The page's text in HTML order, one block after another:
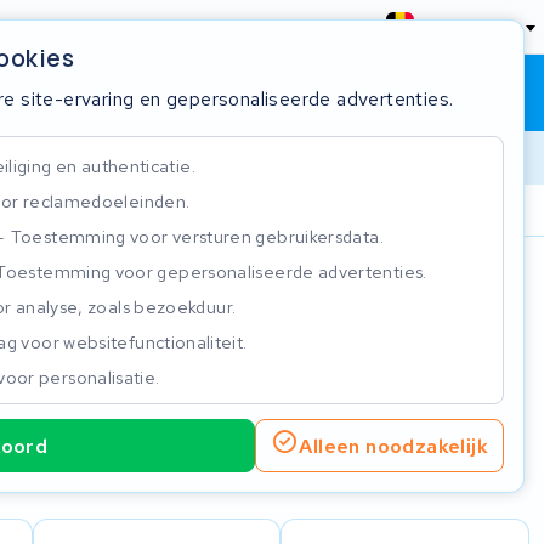
België
Winkelwagen Inloggen
site-ervaring en gepersonaliseerde advertenties.
en authenticatie.
reclamedoeleinden.
Toestemming voor versturen gebruikersdata.
voor gepersonaliseerde advertenties.
analyse, zoals bezoekduur.
voor websitefunctionaliteit.
personalisatie.
Alleen noodzakelijk